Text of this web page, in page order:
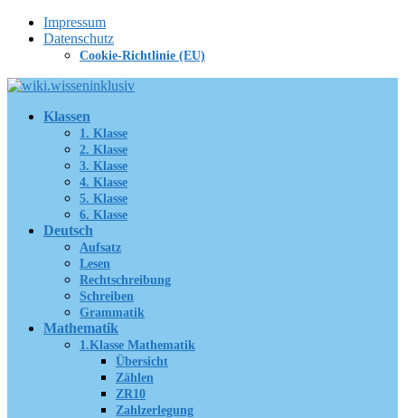
Zum
Inhalt
Impressum
Datenschutz
Cookie-Richtlinie (EU)
Klassen
1. Klasse
2. Klasse
3. Klasse
4. Klasse
5. Klasse
6. Klasse
Deutsch
Aufsatz
Lesen
Rechtschreibung
Schreiben
Grammatik
Mathematik
1.Klasse Mathematik
Übersicht
Zählen
ZR10
Zahlzerlegung